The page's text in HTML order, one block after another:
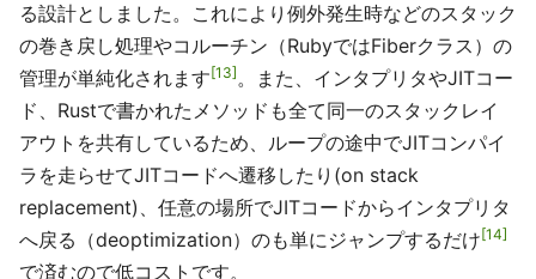
る設計としました。これにより例外発生時などのスタック
の巻き戻し処理やコルーチン（RubyではFiberクラス）の
管理が単純化されます 13 。また、インタプリタやJITコー
ド、Rustで書かれたメソッドも全て同一のスタックレイ
アウトを共有しているため、ループの途中でJITコンパイ
ラを走らせてJITコードへ遷移したり(on stack
replacement)、任意の場所でJITコードからインタプリタ
へ戻る（deoptimization）のも単にジャンプするだけ 14
で済むので低コストです。